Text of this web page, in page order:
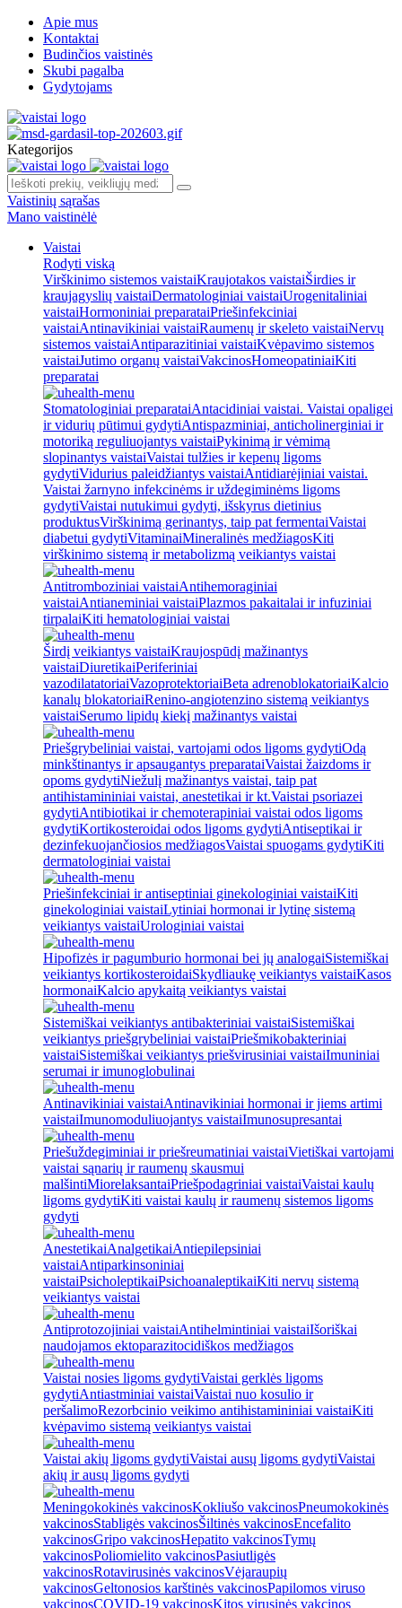
Apie mus
Kontaktai
Budinčios vaistinės
Skubi pagalba
Gydytojams
Kategorijos
Vaistinių sąrašas
Mano vaistinėlė
Vaistai
Rodyti viską
Virškinimo sistemos vaistaiKraujotakos vaistaiŠirdies ir
kraujagyslių vaistaiDermatologiniai vaistaiUrogenitaliniai
vaistaiHormoniniai preparataiPriešinfekciniai
vaistaiAntinavikiniai vaistaiRaumenų ir skeleto vaistaiNervų
sistemos vaistaiAntiparazitiniai vaistaiKvėpavimo sistemos
vaistaiJutimo organų vaistaiVakcinosHomeopatiniaiKiti
preparatai
Stomatologiniai preparataiAntacidiniai vaistai. Vaistai opaligei
ir vidurių pūtimui gydytiAntispazminiai, anticholinerginiai ir
motoriką reguliuojantys vaistaiPykinimą ir vėmimą
slopinantys vaistaiVaistai tulžies ir kepenų ligoms
gydytiVidurius paleidžiantys vaistaiAntidiarėjiniai vaistai.
Vaistai žarnyno infekcinėms ir uždegiminėms ligoms
gydytiVaistai nutukimui gydyti, išskyrus dietinius
produktusVirškinimą gerinantys, taip pat fermentaiVaistai
diabetui gydytiVitaminaiMineralinės medžiagosKiti
virškinimo sistemą ir metabolizmą veikiantys vaistai
Antitromboziniai vaistaiAntihemoraginiai
vaistaiAntianeminiai vaistaiPlazmos pakaitalai ir infuziniai
tirpalaiKiti hematologiniai vaistai
Širdį veikiantys vaistaiKraujospūdį mažinantys
vaistaiDiuretikaiPeriferiniai
vazodilatatoriaiVazoprotektoriaiBeta adrenoblokatoriaiKalcio
kanalų blokatoriaiRenino-angiotenzino sistemą veikiantys
vaistaiSerumo lipidų kiekį mažinantys vaistai
Priešgrybeliniai vaistai, vartojami odos ligoms gydytiOdą
minkštinantys ir apsaugantys preparataiVaistai žaizdoms ir
opoms gydytiNiežulį mažinantys vaistai, taip pat
antihistamininiai vaistai, anestetikai ir kt.Vaistai psoriazei
gydytiAntibiotikai ir chemoterapiniai vaistai odos ligoms
gydytiKortikosteroidai odos ligoms gydytiAntiseptikai ir
dezinfekuojančiosios medžiagosVaistai spuogams gydytiKiti
dermatologiniai vaistai
Priešinfekciniai ir antiseptiniai ginekologiniai vaistaiKiti
ginekologiniai vaistaiLytiniai hormonai ir lytinę sistemą
veikiantys vaistaiUrologiniai vaistai
Hipofizės ir pagumburio hormonai bei jų analogaiSistemiškai
veikiantys kortikosteroidaiSkydliaukę veikiantys vaistaiKasos
hormonaiKalcio apykaitą veikiantys vaistai
Sistemiškai veikiantys antibakteriniai vaistaiSistemiškai
veikiantys priešgrybeliniai vaistaiPriešmikobakteriniai
vaistaiSistemiškai veikiantys priešvirusiniai vaistaiImuniniai
serumai ir imunoglobulinai
Antinavikiniai vaistaiAntinavikiniai hormonai ir jiems artimi
vaistaiImunomoduliuojantys vaistaiImunosupresantai
Priešuždegiminiai ir priešreumatiniai vaistaiVietiškai vartojami
vaistai sąnarių ir raumenų skausmui
malšintiMiorelaksantaiPriešpodagriniai vaistaiVaistai kaulų
ligoms gydytiKiti vaistai kaulų ir raumenų sistemos ligoms
gydyti
AnestetikaiAnalgetikaiAntiepilepsiniai
vaistaiAntiparkinsoniniai
vaistaiPsicholeptikaiPsichoanaleptikaiKiti nervų sistemą
veikiantys vaistai
Antiprotozojiniai vaistaiAntihelmintiniai vaistaiIšoriškai
naudojamos ektoparazitocidiškos medžiagos
Vaistai nosies ligoms gydytiVaistai gerklės ligoms
gydytiAntiastminiai vaistaiVaistai nuo kosulio ir
peršalimoRezorbcinio veikimo antihistamininiai vaistaiKiti
kvėpavimo sistemą veikiantys vaistai
Vaistai akių ligoms gydytiVaistai ausų ligoms gydytiVaistai
akių ir ausų ligoms gydyti
Meningokokinės vakcinosKokliušo vakcinosPneumokokinės
vakcinosStabligės vakcinosŠiltinės vakcinosEncefalito
vakcinosGripo vakcinosHepatito vakcinosTymų
vakcinosPoliomielito vakcinosPasiutligės
vakcinosRotavirusinės vakcinosVėjaraupių
vakcinosGeltonosios karštinės vakcinosPapilomos viruso
vakcinosCOVID-19 vakcinosKitos virusinės vakcinos